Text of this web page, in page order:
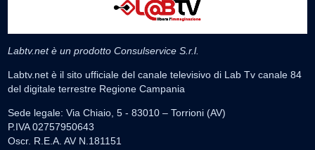
Labtv.net è un prodotto Consulservice S.r.l.
Labtv.net è il sito ufficiale del canale televisivo di Lab Tv canale 84
del digitale terrestre Regione Campania
Sede legale: Via Chiaio, 5 - 83010 – Torrioni (AV)
P.IVA 02757950643
Oscr. R.E.A. AV N.181151